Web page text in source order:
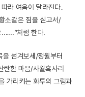
라 여음이 달라진다.
소같은 짐을 싣고서/
…….”처럼 한다.
을 섬겨보세/정월부터
란한 마음/사월흑사리
가리키는 화투의 그림과